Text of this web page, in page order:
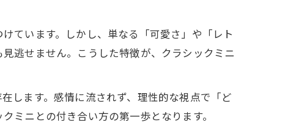
ーの違い
ています。しかし、単なる「可愛さ」や「レト
逃せません。こうした特徴が、クラシックミニ
します。感情に流されず、理性的な視点で「ど
ミニとの付き合い方の第一歩となります。